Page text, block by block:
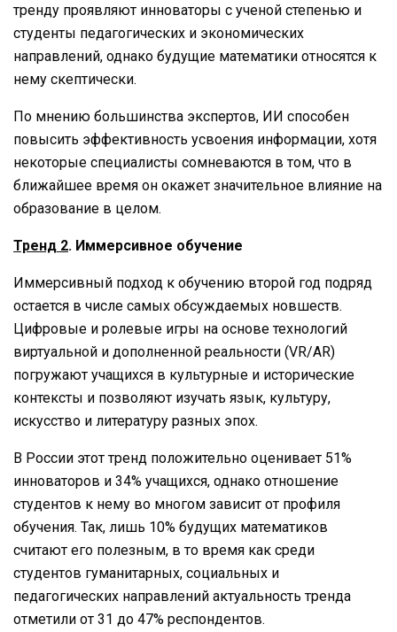
тренду проявляют инноваторы с ученой степенью и
студенты педагогических и экономических
направлений, однако будущие математики относятся к
нему скептически.
По мнению большинства экспертов, ИИ способен
повысить эффективность усвоения информации, хотя
некоторые специалисты сомневаются в том, что в
ближайшее время он окажет значительное влияние на
образование в целом.
Тренд 2. Иммерсивное обучение
Иммерсивный подход к обучению второй год подряд
остается в числе самых обсуждаемых новшеств.
Цифровые и ролевые игры на основе технологий
виртуальной и дополненной реальности (VR/AR)
погружают учащихся в культурные и исторические
контексты и позволяют изучать язык, культуру,
искусство и литературу разных эпох.
В России этот тренд положительно оценивает 51%
инноваторов и 34% учащихся, однако отношение
студентов к нему во многом зависит от профиля
обучения. Так, лишь 10% будущих математиков
считают его полезным, в то время как среди
студентов гуманитарных, социальных и
педагогических направлений актуальность тренда
отметили от 31 до 47% респондентов.